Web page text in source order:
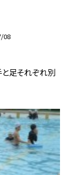
08
と足それぞれ別